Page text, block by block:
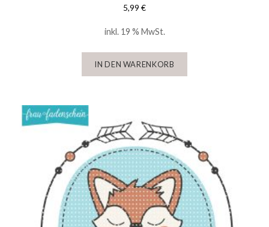
5,99 €
inkl. 19 % MwSt.
IN DEN WARENKORB